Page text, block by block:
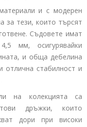
и с модерен
за тези, които търсят
Съдовете имат
мм, осигурявайки
и обща дебелина
отлична стабилност и
на колекцията са
дръжки, които
дори при високи